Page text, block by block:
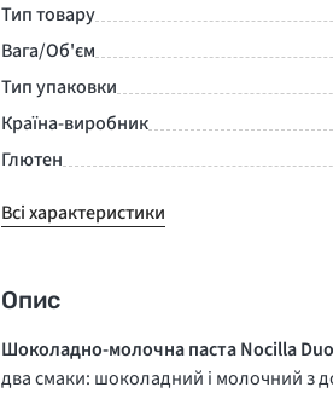
Тип товару
Вага/Об'єм
Тип упаковки
Країна-виробник
Глютен
Всі характеристики
Опис
Шоколадно-молочна паста Nocilla
два смаки: шоколадний і молочний з